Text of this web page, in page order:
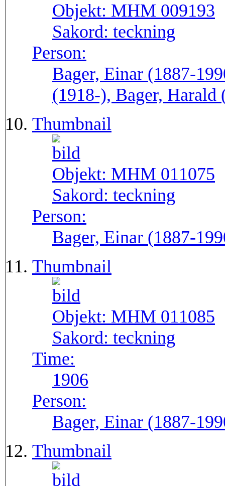
Objekt: MHM 009193
Sakord: teckning
Person:
Bager, Einar (1887-
(1918-), Bager, Harald
Thumbnail
Objekt: MHM 011075
Sakord: teckning
Person:
Bager, Einar (1887-
Thumbnail
Objekt: MHM 011085
Sakord: teckning
Time:
1906
Person:
Bager, Einar (1887-
Thumbnail